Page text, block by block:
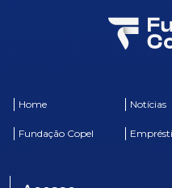
Home Notícias
Fundação Copel